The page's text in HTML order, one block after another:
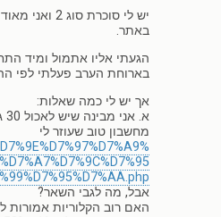
יש לי סוכרת
באתר.
הגעתי אליו אתמול ומיד
בארוחת הערב פעלתי לפי
אך יש לי כמה שאלות:
מחשבון טוב שעוזר לי
אבל, מה לגבי השאר?
האם רוב הקלוריות אמורות